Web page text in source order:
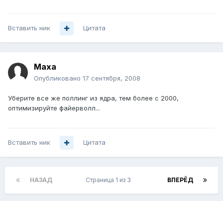
Вставить ник Цитата
Maxa
Опубликовано 17 сентября, 2008
Уберите все же поллинг из ядра, тем более с 2000,
оптимизируйте файерволл...
Вставить ник Цитата
НАЗАД ВПЕРЁД
Страница 1 из 3